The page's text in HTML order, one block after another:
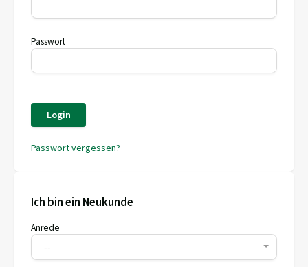
Passwort
Login
Passwort vergessen?
Ich bin ein Neukunde
Anrede
--